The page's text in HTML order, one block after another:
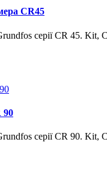
CR45
серії CR 45. Kit,
90
серії CR 90. Kit,